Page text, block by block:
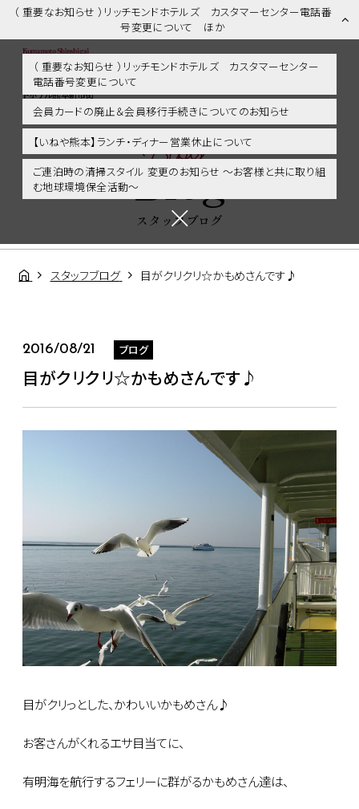
（ 重要なお知らせ ）リッチモンドホテルズ カスタマーセンター電話番
号変更について ほか
（ 重要なお知らせ ）リッチモンドホテルズ カスタマーセンター
電話番号変更について
会員カードの廃止＆会員移行手続きについてのお知らせ
【いねや熊本】ランチ・ディナー営業休止について
ご連泊時の清掃スタイル 変更のお知らせ ～お客様と共に取り組
む地球環境保全活動～
スタッフブログ | 熊本市内・新市街・熊本城に好アクセス！リッチモン
ドホテル熊本新市街
Blog
Blog
スタッフブログ
スタッフブログ 目がクリクリ☆かもめさんです♪
2016/08/21 ブログ
目がクリクリ☆かもめさんです♪
目がクリっとした、かわいいかもめさん♪
お客さんがくれるエサ目当てに、
有明海を航行するフェリーに群がるかもめさん達は、